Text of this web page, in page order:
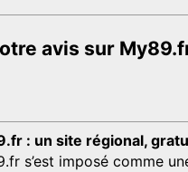
avis sur
: un site régional,
s’est imposé comme